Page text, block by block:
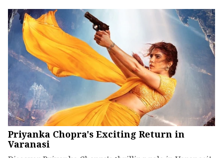
Priyanka Chopra's Exciting Return in
Varanasi